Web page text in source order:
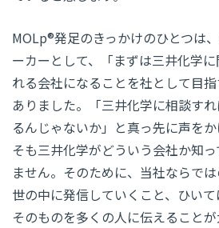
MOLp®発足のきっかけのひとつは
ーカーとして、「まずは三井化学
れる会社になることを社として目
ありました。「三井化学に相談す
るんじゃないか」と真っ先に声を
そも三井化学がどういう会社か知
ません。そのために、当社ならで
世の中に発信していくこと、ひい
そのものを多くの人に伝えること